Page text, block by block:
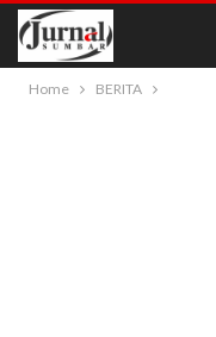
Home BERITA